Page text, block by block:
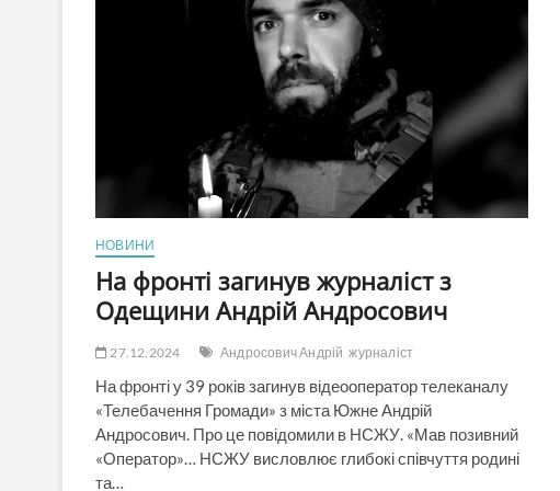
НОВИНИ
На фронті загинув журналіст з
Одещини Андрій Андросович
27.12.2024 Андросович Андрій журналіст
На фронті у 39 років загинув відеооператор телеканалу
«Телебачення Громади» з міста Южне Андрій
Андросович. Про це повідомили в НСЖУ. «Мав позивний
«Оператор»… НСЖУ висловлює глибокі співчуття родині
та…